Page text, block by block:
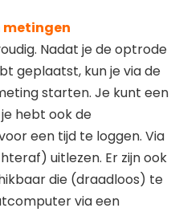
metingen
Nadat je de optrode
geplaatst, kun je via de
starten. Je kunt een
hebt ook de
een tijd te loggen. Via
uitlezen. Er zijn ook
die (draadloos) te
via een